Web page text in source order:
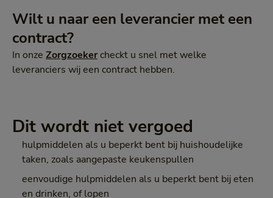
Wilt u naar een leverancier met een
contract?
In onze Zorgzoekercheckt u snel met welke
leveranciers wij een contract hebben.
Dit wordt niet vergoed
hulpmiddelen als u beperkt bent bij huishoudelijke
taken, zoals aangepaste keukenspullen
eenvoudige hulpmiddelen als u beperkt bent bij eten
en drinken, of lopen